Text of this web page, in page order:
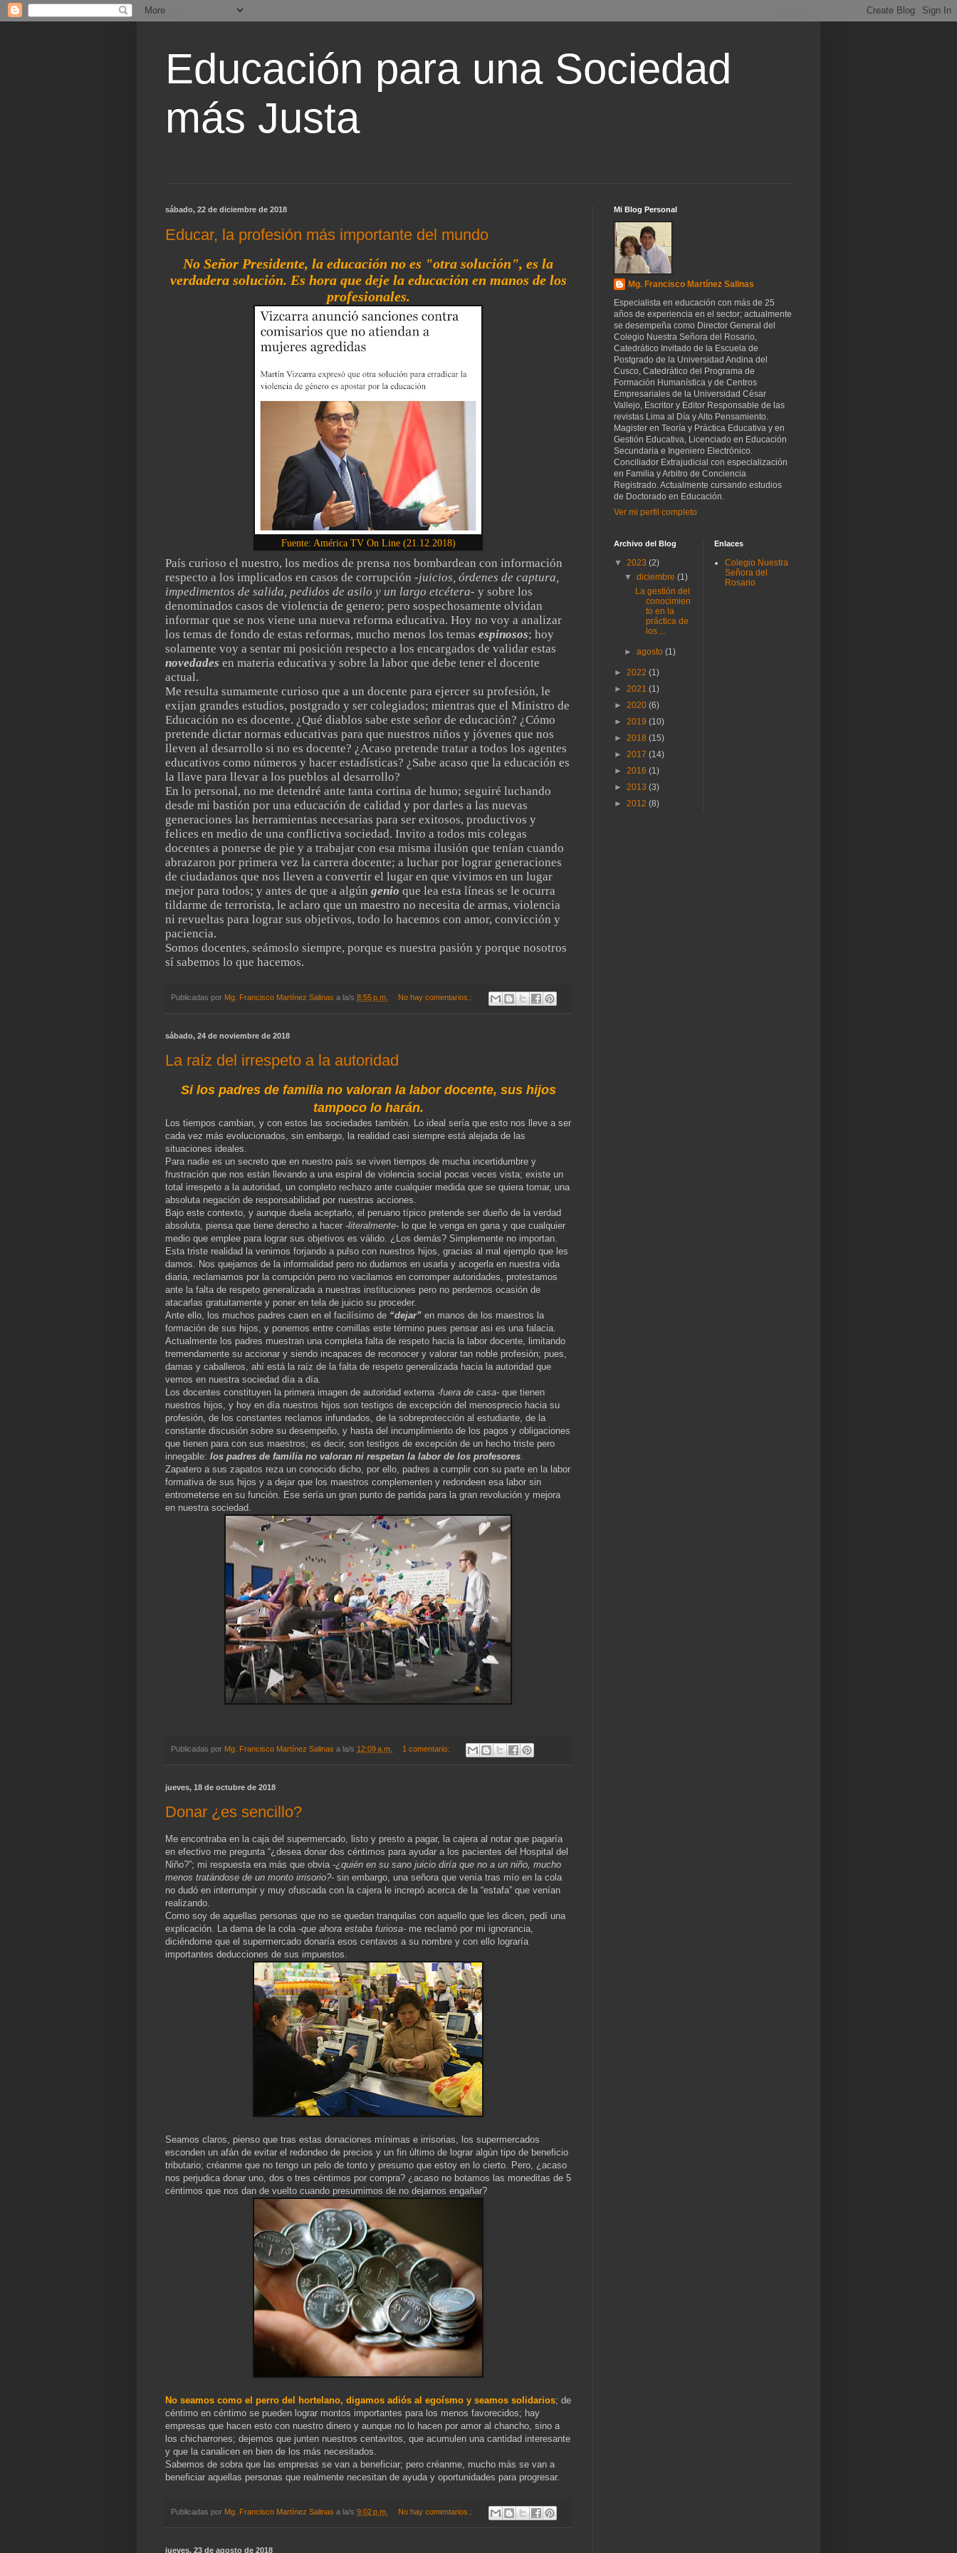
Educación para una Sociedad
más Justa
sábado, 22 de diciembre de 2018
Educar, la profesión más importante del mundo
No Señor Presidente, la educación no es "otra solución", es la
verdadera solución. Es hora que deje la educación en manos de los
profesionales.
Fuente: América TV On Line (21.12.2018)
País curioso el nuestro, los medios de prensa nos bombardean con información
respecto a los implicados en casos de corrupción -juicios, órdenes de captura,
impedimentos de salida, pedidos de asilo y un largo etcétera- y sobre los
denominados casos de violencia de genero; pero sospechosamente olvidan
informar que se nos viene una nueva reforma educativa. Hoy no voy a analizar
los temas de fondo de estas reformas, mucho menos los temas espinosos; hoy
solamente voy a sentar mi posición respecto a los encargados de validar estas
novedades en materia educativa y sobre la labor que debe tener el docente
actual.
Me resulta sumamente curioso que a un docente para ejercer su profesión, le
exijan grandes estudios, postgrado y ser colegiados; mientras que el Ministro de
Educación no es docente. ¿Qué diablos sabe este señor de educación? ¿Cómo
pretende dictar normas educativas para que nuestros niños y jóvenes que nos
lleven al desarrollo si no es docente? ¿Acaso pretende tratar a todos los agentes
educativos como números y hacer estadísticas? ¿Sabe acaso que la educación es
la llave para llevar a los pueblos al desarrollo?
En lo personal, no me detendré ante tanta cortina de humo; seguiré luchando
desde mi bastión por una educación de calidad y por darles a las nuevas
generaciones las herramientas necesarias para ser exitosos, productivos y
felices en medio de una conflictiva sociedad. Invito a todos mis colegas
docentes a ponerse de pie y a trabajar con esa misma ilusión que tenían cuando
abrazaron por primera vez la carrera docente; a luchar por lograr generaciones
de ciudadanos que nos lleven a convertir el lugar en que vivimos en un lugar
mejor para todos; y antes de que a algún genio que lea esta líneas se le ocurra
tildarme de terrorista, le aclaro que un maestro no necesita de armas, violencia
ni revueltas para lograr sus objetivos, todo lo hacemos con amor, convicción y
paciencia.
Somos docentes, seámoslo siempre, porque es nuestra pasión y porque nosotros
sí sabemos lo que hacemos.
Publicadas por Mg. Francisco Martínez Salinas a la/s 8:55 p.m. No hay comentarios.:
sábado, 24 de noviembre de 2018
La raíz del irrespeto a la autoridad
Si los padres de familia no valoran la labor docente, sus hijos
tampoco lo harán.
Los tiempos cambian, y con estos las sociedades también. Lo ideal sería que esto nos lleve a ser
cada vez más evolucionados, sin embargo, la realidad casi siempre está alejada de las
situaciones ideales.
Para nadie es un secreto que en nuestro país se viven tiempos de mucha incertidumbre y
frustración que nos están llevando a una espiral de violencia social pocas veces vista; existe un
total irrespeto a la autoridad, un completo rechazo ante cualquier medida que se quiera tomar, una
absoluta negación de responsabilidad por nuestras acciones.
Bajo este contexto, y aunque duela aceptarlo, el peruano típico pretende ser dueño de la verdad
absoluta, piensa que tiene derecho a hacer -literalmente- lo que le venga en gana y que cualquier
medio que emplee para lograr sus objetivos es válido. ¿Los demás? Simplemente no importan.
Esta triste realidad la venimos forjando a pulso con nuestros hijos, gracias al mal ejemplo que les
damos. Nos quejamos de la informalidad pero no dudamos en usarla y acogerla en nuestra vida
diaria, reclamamos por la corrupción pero no vacilamos en corromper autoridades, protestamos
ante la falta de respeto generalizada a nuestras instituciones pero no perdemos ocasión de
atacarlas gratuitamente y poner en tela de juicio su proceder.
Ante ello, los muchos padres caen en el facilísimo de “dejar” en manos de los maestros la
formación de sus hijos, y ponemos entre comillas este término pues pensar asi es una falacia.
Actualmente los padres muestran una completa falta de respeto hacia la labor docente, limitando
tremendamente su accionar y siendo incapaces de reconocer y valorar tan noble profesión; pues,
damas y caballeros, ahí está la raíz de la falta de respeto generalizada hacia la autoridad que
vemos en nuestra sociedad día a día.
Los docentes constituyen la primera imagen de autoridad externa -fuera de casa- que tienen
nuestros hijos, y hoy en día nuestros hijos son testigos de excepción del menosprecio hacia su
profesión, de los constantes reclamos infundados, de la sobreprotección al estudiante, de la
constante discusión sobre su desempeño, y hasta del incumplimiento de los pagos y obligaciones
que tienen para con sus maestros; es decir, son testigos de excepción de un hecho triste pero
innegable: los padres de familia no valoran ni respetan la labor de los profesores.
Zapatero a sus zapatos reza un conocido dicho, por ello, padres a cumplir con su parte en la labor
formativa de sus hijos y a dejar que los maestros complementen y redondeen esa labor sin
entrometerse en su función. Ese sería un gran punto de partida para la gran revolución y mejora
en nuestra sociedad.
Publicadas por Mg. Francisco Martínez Salinas a la/s 12:09 a.m. 1 comentario:
jueves, 18 de octubre de 2018
Donar ¿es sencillo?
Me encontraba en la caja del supermercado, listo y presto a pagar, la cajera al notar que pagaría
en efectivo me pregunta “¿desea donar dos céntimos para ayudar a los pacientes del Hospital del
Niño?”; mi respuesta era más que obvia -¿quién en su sano juicio diría que no a un niño, mucho
menos tratándose de un monto irrisorio?- sin embargo, una señora que venía tras mío en la cola
no dudó en interrumpir y muy ofuscada con la cajera le increpó acerca de la “estafa” que venían
realizando.
Como soy de aquellas personas que no se quedan tranquilas con aquello que les dicen, pedí una
explicación. La dama de la cola -que ahora estaba furiosa- me reclamó por mi ignorancia,
diciéndome que el supermercado donaría esos centavos a su nombre y con ello lograría
importantes deducciones de sus impuestos.
Seamos claros, pienso que tras estas donaciones mínimas e irrisorias, los supermercados
esconden un afán de evitar el redondeo de precios y un fin último de lograr algún tipo de beneficio
tributario; créanme que no tengo un pelo de tonto y presumo que estoy en lo cierto. Pero, ¿acaso
nos perjudica donar uno, dos o tres céntimos por compra? ¿acaso no botamos las moneditas de 5
céntimos que nos dan de vuelto cuando presumimos de no dejarnos engañar?
No seamos como el perro del hortelano, digamos adiós al egoísmo y seamos solidarios; de
céntimo en céntimo se pueden lograr montos importantes para los menos favorecidos; hay
empresas que hacen esto con nuestro dinero y aunque no lo hacen por amor al chancho, sino a
los chicharrones; dejemos que junten nuestros centavitos, que acumulen una cantidad interesante
y que la canalicen en bien de los más necesitados.
Sabemos de sobra que las empresas se van a beneficiar; pero créanme, mucho más se van a
beneficiar aquellas personas que realmente necesitan de ayuda y oportunidades para progresar.
Publicadas por Mg. Francisco Martínez Salinas a la/s 9:02 p.m. No hay comentarios.:
jueves, 23 de agosto de 2018
Mi Blog Personal
Mg. Francisco Martínez Salinas
Especialista en educación con más de 25
años de experiencia en el sector; actualmente
se desempeña como Director General del
Colegio Nuestra Señora del Rosario,
Catedrático Invitado de la Escuela de
Postgrado de la Universidad Andina del
Cusco, Catedrático del Programa de
Formación Humanística y de Centros
Empresariales de la Universidad César
Vallejo, Escritor y Editor Responsable de las
revistas Lima al Día y Alto Pensamiento.
Magister en Teoría y Práctica Educativa y en
Gestión Educativa, Licenciado en Educación
Secundaria e Ingeniero Electrónico.
Conciliador Extrajudicial con especialización
en Familia y Arbitro de Conciencia
Registrado. Actualmente cursando estudios
de Doctorado en Educación.
Ver mi perfil completo
Archivo del Blog
▼ 2023 (2)
▼diciembre(1)
La gestión del
conocimien
to en la
práctica de
los ...
►agosto(1)
► 2022 (1)
► 2021 (1)
► 2020 (6)
► 2019 (10)
► 2018 (15)
► 2017 (14)
► 2016 (1)
► 2013 (3)
► 2012 (8)
Enlaces
Colegio Nuestra
Señora del
Rosario